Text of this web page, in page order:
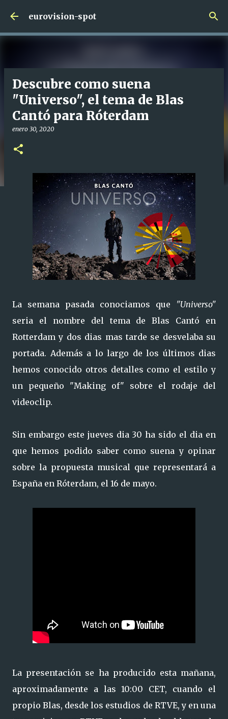
Ir al contenido principal
eurovision-spot
Descubre como suena
"Universo", el tema de Blas
Cantó para Róterdam
enero 30, 2020
La semana pasada conociamos que "Universo"
seria el nombre del tema de Blas Cantó en
Rotterdam y dos dias mas tarde se desvelaba su
portada. Además a lo largo de los últimos dias
hemos conocido otros detalles como el estilo y
un pequeño "Making of" sobre el rodaje del
videoclip.
Sin embargo este jueves dia 30 ha sido el dia en
que hemos podido saber como suena y opinar
sobre la propuesta musical que representará a
España en Róterdam, el 16 de mayo.
La presentación se ha producido esta mañana,
aproximadamente a las 10:00 CET, cuando el
propio Blas, desde los estudios de RTVE, y en una